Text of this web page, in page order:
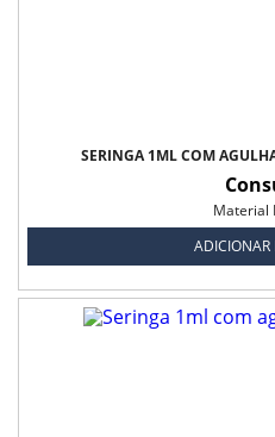
SERINGA 1ML COM
Material
ADICIONAR